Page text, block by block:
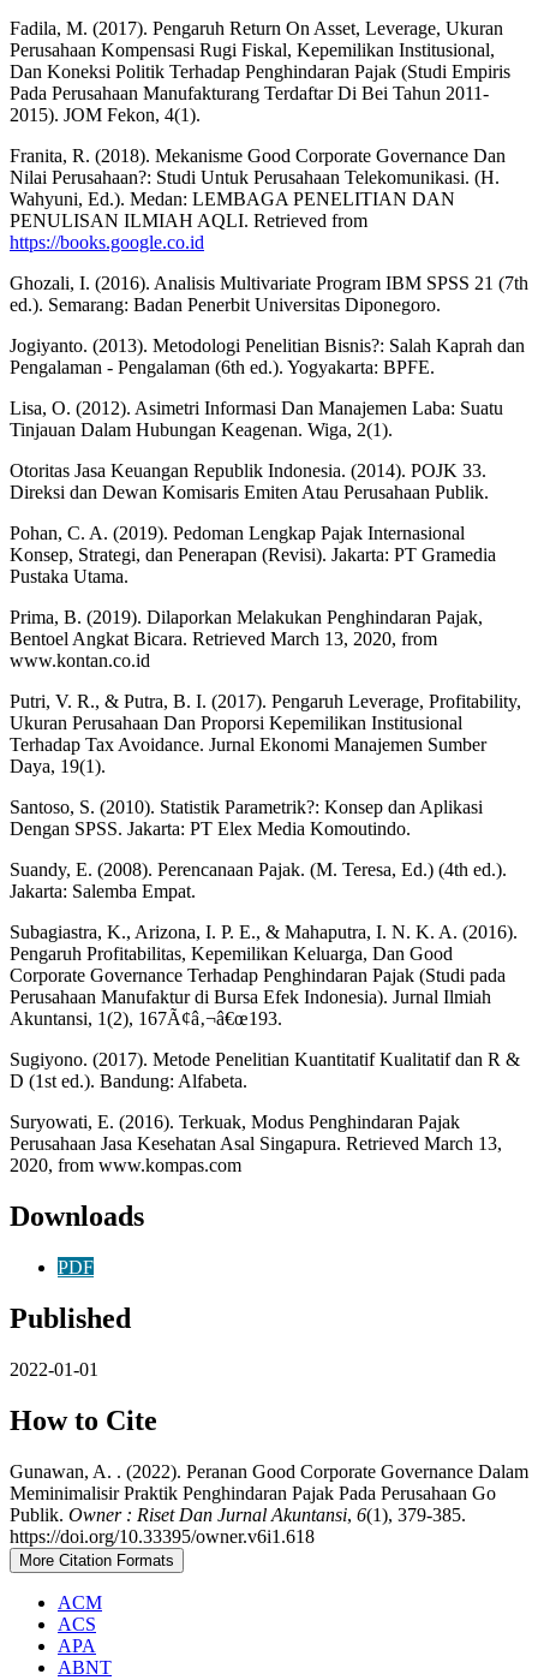
Fadila, M. (2017). Pengaruh Return On Asset, Leverage, Ukuran
Perusahaan Kompensasi Rugi Fiskal, Kepemilikan Institusional,
Dan Koneksi Politik Terhadap Penghindaran Pajak (Studi Empiris
Pada Perusahaan Manufakturang Terdaftar Di Bei Tahun 2011-
2015). JOM Fekon, 4(1).
Franita, R. (2018). Mekanisme Good Corporate Governance Dan
Nilai Perusahaan?: Studi Untuk Perusahaan Telekomunikasi. (H.
Wahyuni, Ed.). Medan: LEMBAGA PENELITIAN DAN
PENULISAN ILMIAH AQLI. Retrieved from
https://books.google.co.id
Ghozali, I. (2016). Analisis Multivariate Program IBM SPSS 21 (7th
ed.). Semarang: Badan Penerbit Universitas Diponegoro.
Jogiyanto. (2013). Metodologi Penelitian Bisnis?: Salah Kaprah dan
Pengalaman - Pengalaman (6th ed.). Yogyakarta: BPFE.
Lisa, O. (2012). Asimetri Informasi Dan Manajemen Laba: Suatu
Tinjauan Dalam Hubungan Keagenan. Wiga, 2(1).
Otoritas Jasa Keuangan Republik Indonesia. (2014). POJK 33.
Direksi dan Dewan Komisaris Emiten Atau Perusahaan Publik.
Pohan, C. A. (2019). Pedoman Lengkap Pajak Internasional
Konsep, Strategi, dan Penerapan (Revisi). Jakarta: PT Gramedia
Pustaka Utama.
Prima, B. (2019). Dilaporkan Melakukan Penghindaran Pajak,
Bentoel Angkat Bicara. Retrieved March 13, 2020, from
www.kontan.co.id
Putri, V. R., & Putra, B. I. (2017). Pengaruh Leverage, Profitability,
Ukuran Perusahaan Dan Proporsi Kepemilikan Institusional
Terhadap Tax Avoidance. Jurnal Ekonomi Manajemen Sumber
Daya, 19(1).
Santoso, S. (2010). Statistik Parametrik?: Konsep dan Aplikasi
Dengan SPSS. Jakarta: PT Elex Media Komoutindo.
Suandy, E. (2008). Perencanaan Pajak. (M. Teresa, Ed.) (4th ed.).
Jakarta: Salemba Empat.
Subagiastra, K., Arizona, I. P. E., & Mahaputra, I. N. K. A. (2016).
Pengaruh Profitabilitas, Kepemilikan Keluarga, Dan Good
Corporate Governance Terhadap Penghindaran Pajak (Studi pada
Perusahaan Manufaktur di Bursa Efek Indonesia). Jurnal Ilmiah
Akuntansi, 1(2), 167Ã¢â‚¬â€œ193.
Sugiyono. (2017). Metode Penelitian Kuantitatif Kualitatif dan R &
D (1st ed.). Bandung: Alfabeta.
Suryowati, E. (2016). Terkuak, Modus Penghindaran Pajak
Perusahaan Jasa Kesehatan Asal Singapura. Retrieved March 13,
2020, from www.kompas.com
Downloads
PDF
Published
2022-01-01
How to Cite
Gunawan, A. . (2022). Peranan Good Corporate Governance Dalam
Meminimalisir Praktik Penghindaran Pajak Pada Perusahaan Go
Publik. Owner : Riset Dan Jurnal Akuntansi, 6(1), 379-385.
https://doi.org/10.33395/owner.v6i1.618
More Citation Formats
ACM
ACS
APA
ABNT